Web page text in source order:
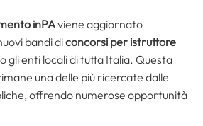
inPAviene aggiornato
bandi diconcorsi per istruttore
gli enti locali di tutta Italia. Questa
una delle più ricercate dalle
offrendo numerose opportunità